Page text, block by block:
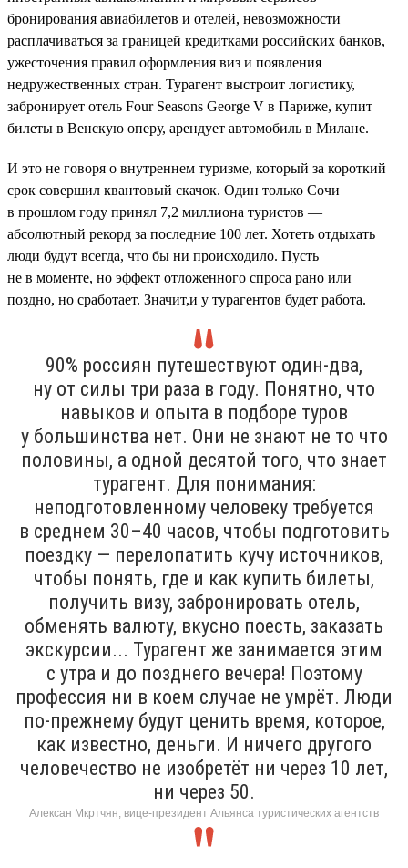
бронирования авиабилетов и отелей, невозможности
расплачиваться за границей кредитками российских банков,
ужесточения правил оформления виз и появления
недружественных стран. Турагент выстроит логистику,
забронирует отель Four Seasons George V в Париже, купит
билеты в Венскую оперу, арендует автомобиль в Милане.
И это не говоря о внутреннем туризме, который за короткий
срок совершил квантовый скачок. Один только Сочи
в прошлом году принял 7,2 миллиона туристов —
абсолютный рекорд за последние 100 лет. Хотеть отдыхать
люди будут всегда, что бы ни происходило. Пусть
не в моменте, но эффект отложенного спроса рано или
поздно, но сработает. Значит,и у турагентов будет работа.
90% россиян путешествуют один-два,
ну от силы три раза в году. Понятно, что
навыков и опыта в подборе туров
у большинства нет. Они не знают не то что
половины, а одной десятой того, что знает
турагент. Для понимания:
неподготовленному человеку требуется
в среднем 30–40 часов, чтобы подготовить
поездку — перелопатить кучу источников,
чтобы понять, где и как купить билеты,
получить визу, забронировать отель,
обменять валюту, вкусно поесть, заказать
экскурсии... Турагент же занимается этим
с утра и до позднего вечера! Поэтому
профессия ни в коем случае не умрёт. Люди
по-прежнему будут ценить время, которое,
как известно, деньги. И ничего другого
человечество не изобретёт ни через 10 лет,
ни через 50.
Алексан Мкртчян, вице-президент Альянса туристических агентств